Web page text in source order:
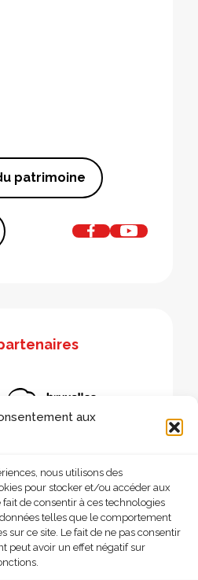
aux
nous utilisons des
pour stocker et/ou accéder aux
de consentir à ces technologies
telles que le comportement
sur ce site. Le fait de ne pas consentir
peut avoir un effet négatif sur
patrimoine